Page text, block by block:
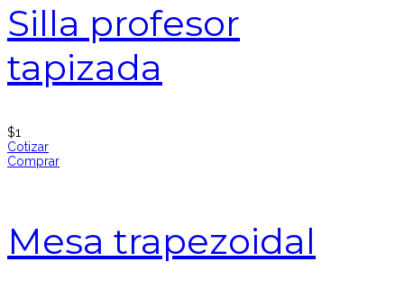
Silla profesor
tapizada
$1
Cotizar
Comprar
Mesa trapezoidal